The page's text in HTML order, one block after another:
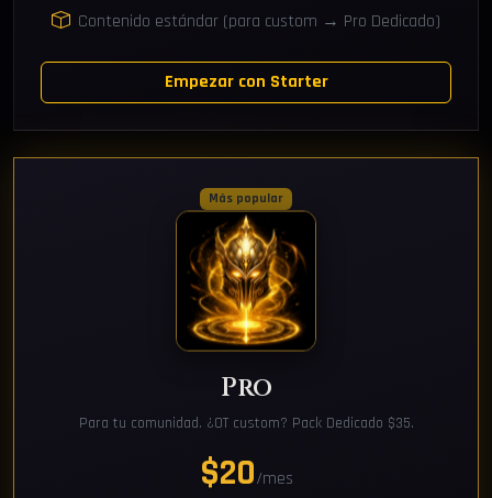
Contenido estándar (para custom → Pro Dedicado)
Empezar con Starter
Más popular
Pro
Para tu comunidad. ¿OT custom? Pack Dedicado $35.
$20/mes